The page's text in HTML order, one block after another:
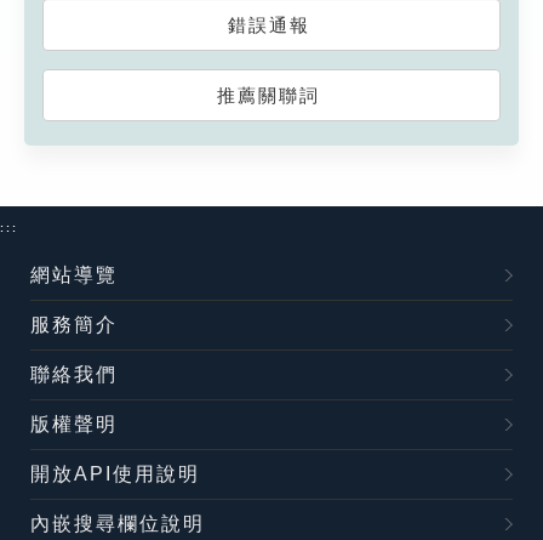
錯誤通報
推薦關聯詞
:::
網站導覽
服務簡介
聯絡我們
版權聲明
開放API使用說明
內嵌搜尋欄位說明